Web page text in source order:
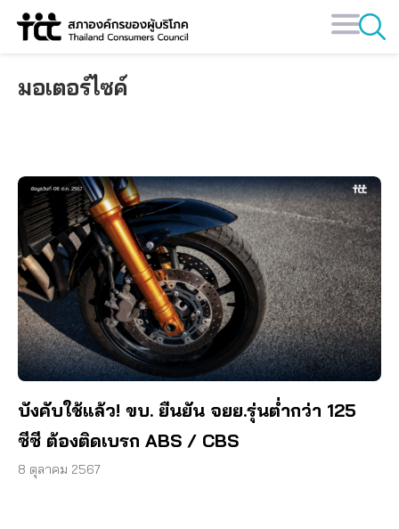
Skip
มอเตอร์ไซค์
บังคับใช้แล้ว! ขบ. ยืนยัน จยย.รุ่นต่ำกว่า 125
ซีซี ต้องติดเบรก ABS / CBS
8 ตุลาคม 2567